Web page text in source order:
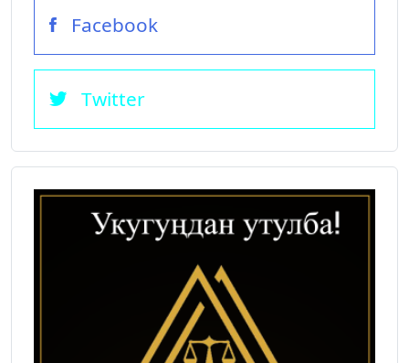
Facebook
Twitter